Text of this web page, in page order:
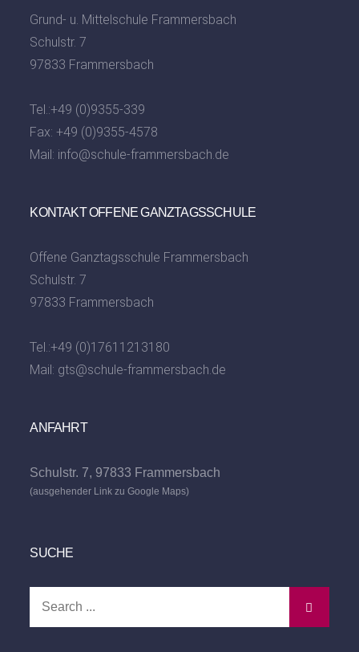
Grund- u. Mittelschule Frammersbach
Schulstr. 7
97833 Frammersbach
Tel.:+49 (0)9355-339
Fax: +49 (0)9355-4578
Mail: info@schule-frammersbach.de
KONTAKT OFFENE GANZTAGSSCHULE
Offene Ganztagsschule Frammersbach
Schulstr. 7
97833 Frammersbach
Tel.:+49 (0)17611213180
Mail: gts@schule-frammersbach.de
ANFAHRT
Schulstr. 7, 97833 Frammersbach
(ausgehender Link zu Google Maps)
SUCHE